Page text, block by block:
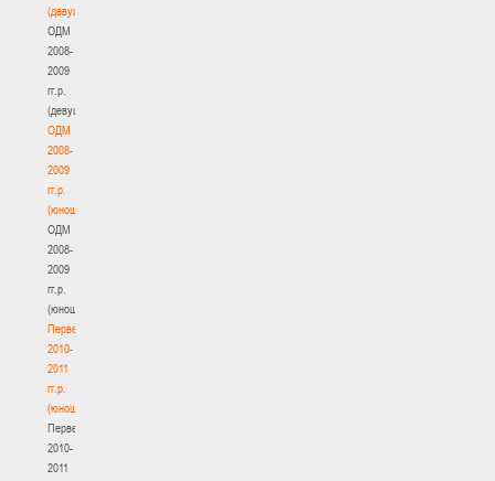
(девушки)
ОДМ
2008-
2009
гг.р.
(девушки)
ОДМ
2008-
2009
гг.р.
(юноши)
ОДМ
2008-
2009
гг.р.
(юноши)
Первенство
2010-
2011
гг.р.
(юноши)
Первенство
2010-
2011